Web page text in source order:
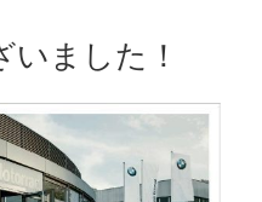
いました！